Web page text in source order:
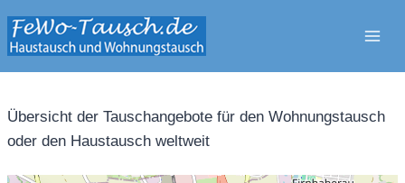
Inhalt
springen
Übersicht der Tauschangebote für den Wohnungstausch
oder den Haustausch weltweit